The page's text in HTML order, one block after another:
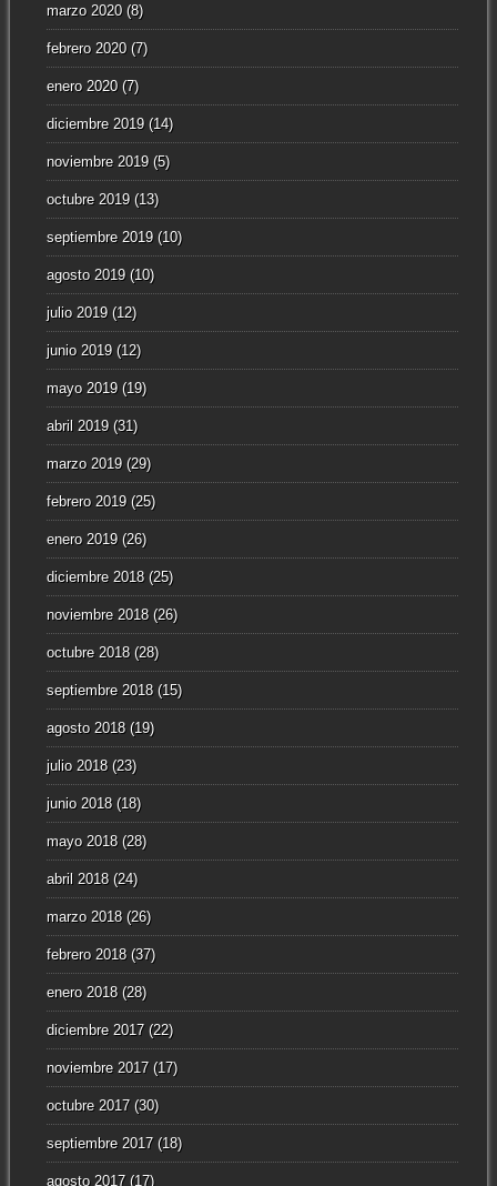
marzo 2020(8)
febrero 2020(7)
enero 2020(7)
diciembre 2019(14)
noviembre 2019(5)
octubre 2019(13)
septiembre 2019(10)
agosto 2019(10)
julio 2019(12)
junio 2019(12)
mayo 2019(19)
abril 2019(31)
marzo 2019(29)
febrero 2019(25)
enero 2019(26)
diciembre 2018(25)
noviembre 2018(26)
octubre 2018(28)
septiembre 2018(15)
agosto 2018(19)
julio 2018(23)
junio 2018(18)
mayo 2018(28)
abril 2018(24)
marzo 2018(26)
febrero 2018(37)
enero 2018(28)
diciembre 2017(22)
noviembre 2017(17)
octubre 2017(30)
septiembre 2017(18)
agosto 2017(17)